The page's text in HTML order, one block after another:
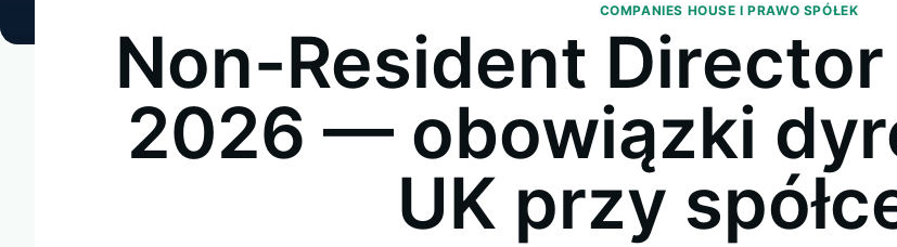
COMPANIES HOUSE I PRAWO SPÓŁEK
Non-Resident
2026 — obowiązki
UK przy